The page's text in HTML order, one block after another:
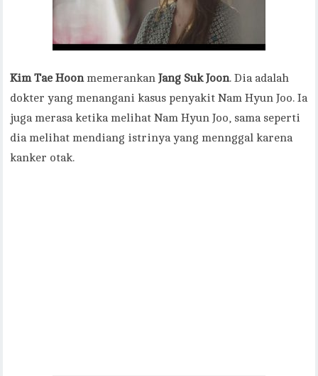
Kim Tae HoonmemerankanJang Suk Joon. Dia adalah
dokter yang menangani kasus penyakit Nam Hyun Joo. Ia
juga merasa ketika melihat Nam Hyun Joo, sama seperti
dia melihat mendiang istrinya yang mennggal karena
kanker otak.